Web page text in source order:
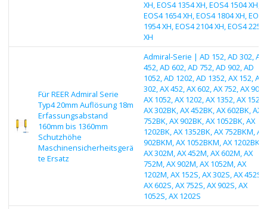
XH, EOS4 1354 XH, EOS4 1504 XH,
EOS4 1654 XH, EOS4 1804 XH, EOS4
1954 XH, EOS4 2104 XH, EOS4 2254
XH
Für REER Admiral Serie
Typ4 20mm Auflösung 18m
Erfassungsabstand
160mm bis 1360mm
Schutzhöhe
Maschinensicherheitsgerä
te Ersatz
Admiral-Serie | AD 152, AD 302, AD
452, AD 602, AD 752, AD 902, AD
1052, AD 1202, AD 1352, AX 152, AX
302, AX 452, AX 602, AX 752, AX 902,
AX 1052, AX 1202, AX 1352, AX
AX 302BK, AX 452BK, AX 602BK, AX
752BK, AX 902BK, AX 1052BK, AX
1202BK, AX 1352BK, AX 752BKM, AX
902BKM, AX 1052BKM, AX
AX 302M, AX 452M, AX 602M, AX
752M, AX 902M, AX 1052M, AX
1202M, AX 152S, AX 302S, AX 452S,
AX 602S, AX 752S, AX 902S, AX
1052S, AX 1202S